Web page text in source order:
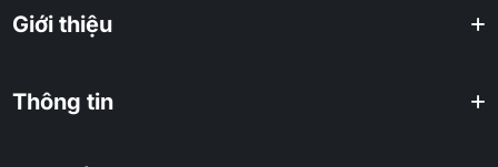
Giới thiệu
Thông tin